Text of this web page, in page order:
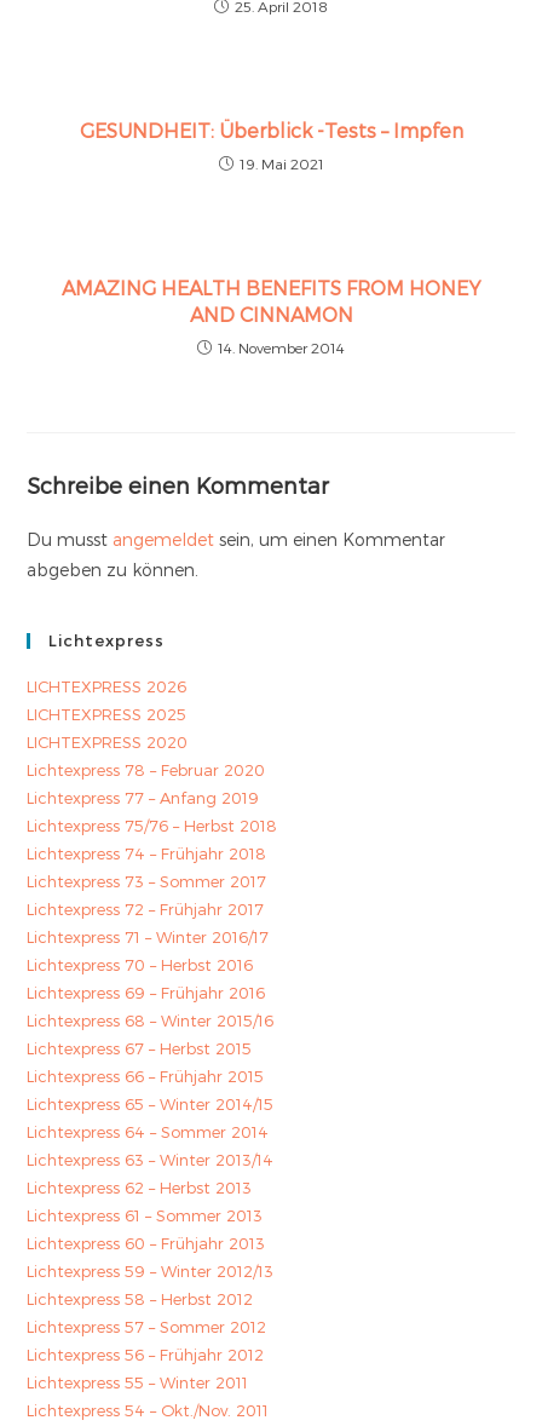
25. April 2018
GESUNDHEIT: Überblick -Tests – Impfen
19. Mai 2021
AMAZING HEALTH BENEFITS FROM HONEY
AND CINNAMON
14. November 2014
Schreibe einen Kommentar
Du musst angemeldet sein, um einen Kommentar
abgeben zu können.
Lichtexpress
LICHTEXPRESS 2026
LICHTEXPRESS 2025
LICHTEXPRESS 2020
Lichtexpress 78 – Februar 2020
Lichtexpress 77 – Anfang 2019
Lichtexpress 75/76 – Herbst 2018
Lichtexpress 74 – Frühjahr 2018
Lichtexpress 73 – Sommer 2017
Lichtexpress 72 – Frühjahr 2017
Lichtexpress 71 – Winter 2016/17
Lichtexpress 70 – Herbst 2016
Lichtexpress 69 – Frühjahr 2016
Lichtexpress 68 – Winter 2015/16
Lichtexpress 67 – Herbst 2015
Lichtexpress 66 – Frühjahr 2015
Lichtexpress 65 – Winter 2014/15
Lichtexpress 64 – Sommer 2014
Lichtexpress 63 – Winter 2013/14
Lichtexpress 62 – Herbst 2013
Lichtexpress 61 – Sommer 2013
Lichtexpress 60 – Frühjahr 2013
Lichtexpress 59 – Winter 2012/13
Lichtexpress 58 – Herbst 2012
Lichtexpress 57 – Sommer 2012
Lichtexpress 56 – Frühjahr 2012
Lichtexpress 55 – Winter 2011
Lichtexpress 54 – Okt./Nov. 2011